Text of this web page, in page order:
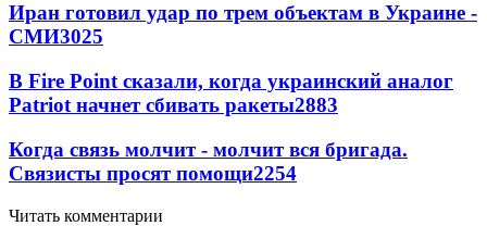
Иран готовил удар по трем объектам в Украине -
СМИ3025
В Fire Point сказали, когда украинский аналог
Patriot начнет сбивать ракеты2883
Когда связь молчит - молчит вся бригада.
Связисты просят помощи2254
Читать комментарии